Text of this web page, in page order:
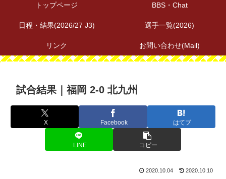
トップページ BBS・Chat
日程・結果(2026/27 J3) 選手一覧(2026)
リンク お問い合わせ(Mail)
試合結果｜福岡 2-0 北九州
X Facebook はてブ
LINE コピー
2020.10.04 2020.10.10